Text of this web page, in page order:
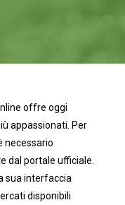
offre oggi
appassionati. Per
necessario
dal portale ufficiale.
sua interfaccia
disponibili